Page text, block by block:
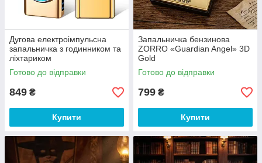
Дугова електроімпульсна
запальничка з годинником та
ліхтариком
Готово до відправки
849 ₴
Купити
Запальничка бензинова
ZORRO «Guardian Angel» 3D
Gold
Готово до відправки
799 ₴
Купити